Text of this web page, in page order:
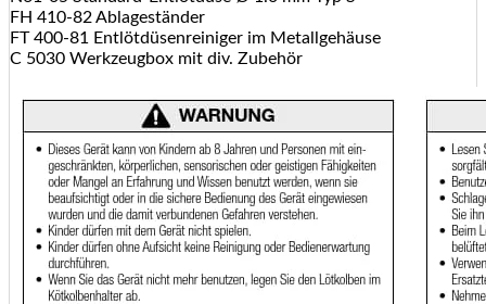
FH 410-82 Ablageständer
FT 400-81 Entlötdüsenreiniger im Metallgehäuse
C 5030 Werkzeugbox mit div. Zubehör